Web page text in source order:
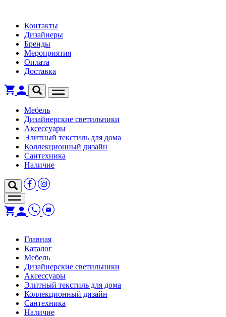
Контакты
Дизайнеры
Бренды
Мероприятия
Оплата
Доставка
Мебель
Дизайнерские светильники
Аксессуары
Элитный текстиль для дома
Коллекционный дизайн
Сантехника
Наличие
Главная
Каталог
Мебель
Дизайнерские светильники
Аксессуары
Элитный текстиль для дома
Коллекционный дизайн
Сантехника
Наличие